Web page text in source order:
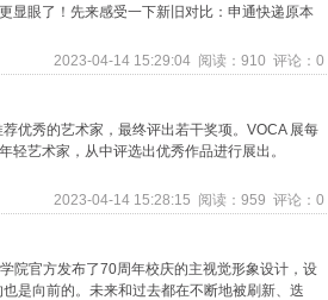
显眼了！先来感受一下新旧对比：申通快递原本
2023-04-14 15:29:04 阅读：910 评论：0
优秀的艺术家，最终评出若干奖项。VOCA 展每
艺术家，从中评选出优秀作品进行展出。
2023-04-14 15:28:15 阅读：959 评论：0
院官方发布了70周年校庆的主视觉形象设计，设
是向前的。未来和过去都在不断地被刷新、迭